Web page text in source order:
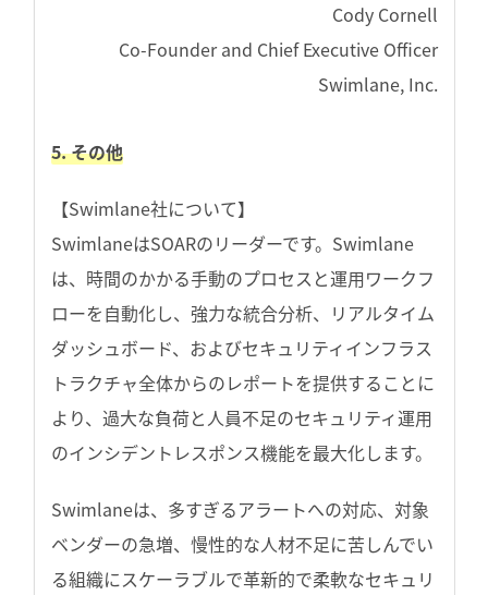
Cody Cornell
Co-Founder and Chief Executive Officer
Swimlane, Inc.
5. その他
【Swimlane社について】
SwimlaneはSOARのリーダーです。Swimlane
は、時間のかかる手動のプロセスと運用ワークフ
ローを自動化し、強力な統合分析、リアルタイム
ダッシュボード、およびセキュリティインフラス
トラクチャ全体からのレポートを提供することに
より、過大な負荷と人員不足のセキュリティ運用
のインシデントレスポンス機能を最大化します。
Swimlaneは、多すぎるアラートへの対応、対象
ベンダーの急増、慢性的な人材不足に苦しんでい
る組織にスケーラブルで革新的で柔軟なセキュリ